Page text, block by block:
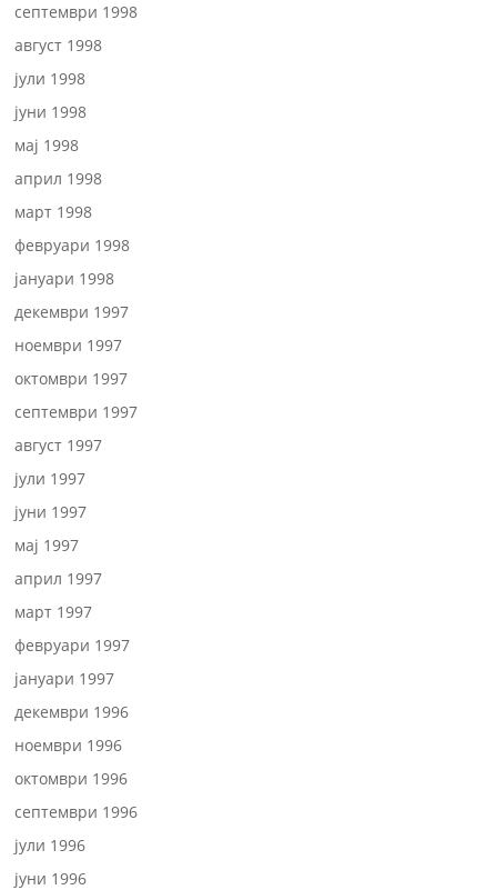
септември 1998
август 1998
јули 1998
јуни 1998
мај 1998
април 1998
март 1998
февруари 1998
јануари 1998
декември 1997
ноември 1997
октомври 1997
септември 1997
август 1997
јули 1997
јуни 1997
мај 1997
април 1997
март 1997
февруари 1997
јануари 1997
декември 1996
ноември 1996
октомври 1996
септември 1996
јули 1996
јуни 1996